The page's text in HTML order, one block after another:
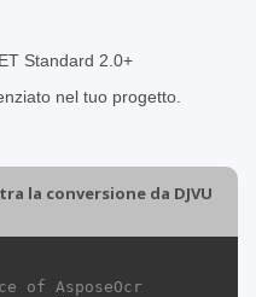
Standard 2.0+
nel tuo progetto.
la conversione da DJVU
AsposeOcr